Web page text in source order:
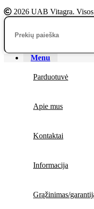
2026 UAB Vitagra. Visos
Menu
Parduotuvė
Apie mus
Kontaktai
Informacija
Grąžinimas/